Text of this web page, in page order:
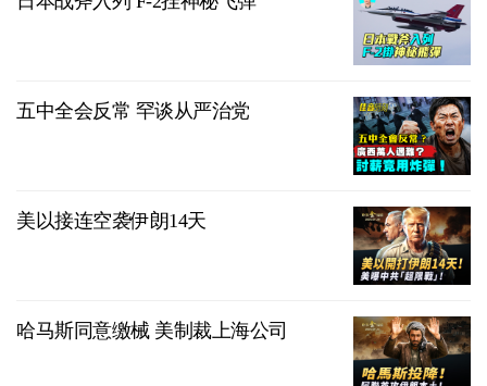
五中全会反常 罕谈从严治党
美以接连空袭伊朗14天
哈马斯同意缴械 美制裁上海公司